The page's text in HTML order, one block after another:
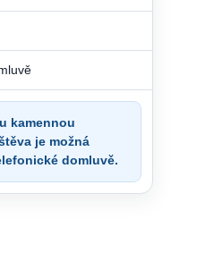
kamennou
je možná
domluvě.